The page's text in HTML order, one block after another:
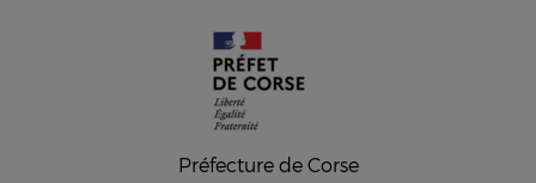
Préfecture de Corse